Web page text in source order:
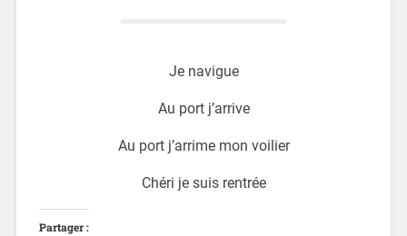
Je navigue
Au port j’arrive
Au port j’arrime mon voilier
Chéri je suis rentrée
Partager :